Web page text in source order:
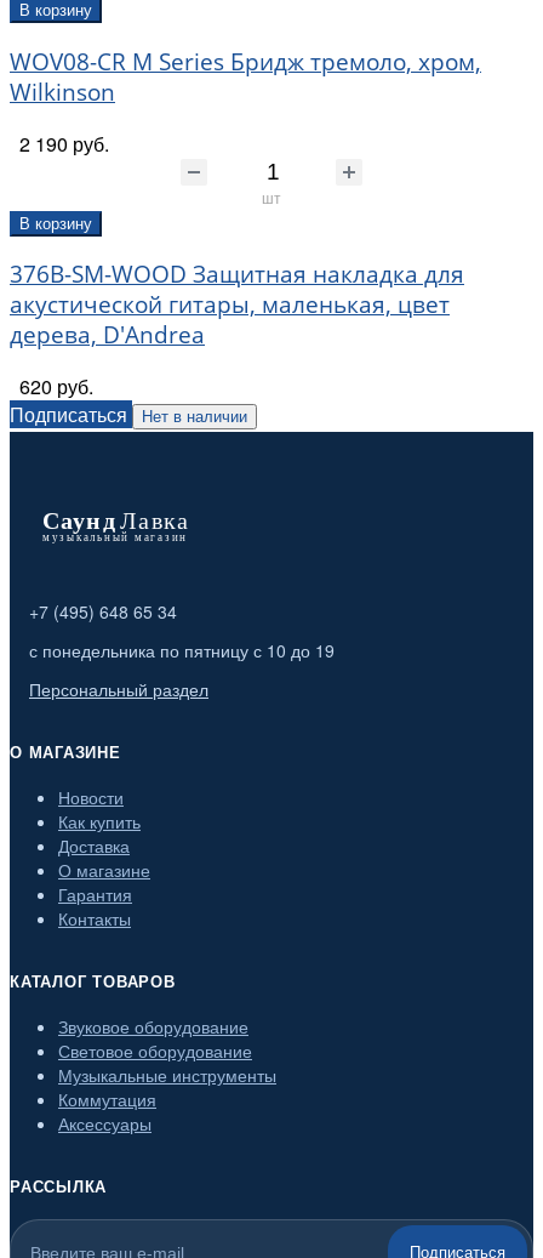
В корзину
WOV08-CR M Series Бридж тремоло, хром,
Wilkinson
2 190 руб.
шт
В корзину
376B-SM-WOOD Защитная накладка для
акустической гитары, маленькая, цвет
дерева, D'Andrea
620 руб.
Подписаться
Нет в наличии
+7 (495) 648 65 34
с понедельника по пятницу с 10 до 19
Персональный раздел
О МАГАЗИНЕ
Новости
Как купить
Доставка
О магазине
Гарантия
Контакты
КАТАЛОГ ТОВАРОВ
Звуковое оборудование
Световое оборудование
Музыкальные инструменты
Коммутация
Аксессуары
РАССЫЛКА
Подписаться